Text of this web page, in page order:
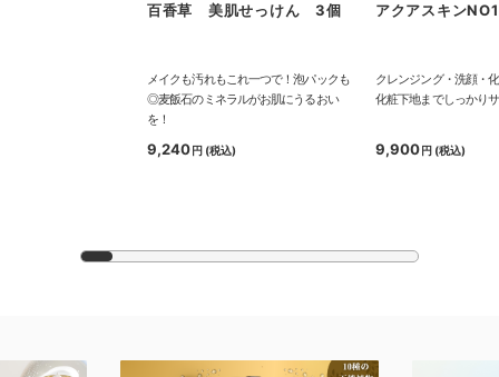
百香草 美肌せっけん 3個
メイクも汚れもこれ一つで！泡パックも
◎麦飯石のミネラルがお肌にうるおい
を！
9,240円 (税込)
アクアスキン
クレンジング・洗顔・
化粧下地までしっかり
9,900円 (税込)